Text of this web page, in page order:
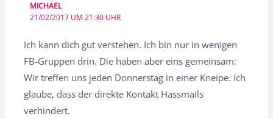
MICHAEL
21/02/2017 UM 21:30 UHR
Ich kann dich gut verstehen. Ich bin nur in wenigen
FB-Gruppen drin. Die haben aber eins gemeinsam:
Wir treffen uns jeden Donnerstag in einer Kneipe. Ich
glaube, dass der direkte Kontakt Hassmails
verhindert.